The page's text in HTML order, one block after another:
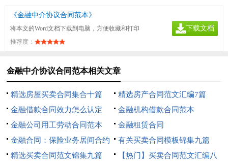
《金融中介协议合同范本》
将本文的Word文档下载到电脑，方便收藏和打印
推荐度：
下载文档
金融中介协议合同范本相关文章
精选房屋买卖合同集合十篇
精选房产合同范文汇编7篇
金融借款合同效力怎么认定
金融机构借款合同范本
金融公司用工劳动合同范本
金融租赁合同
金融合同：保险业务居间合约
有关买卖合同模板锦集九篇
精选买卖合同范文锦集九篇
【热门】买卖合同范文汇编八